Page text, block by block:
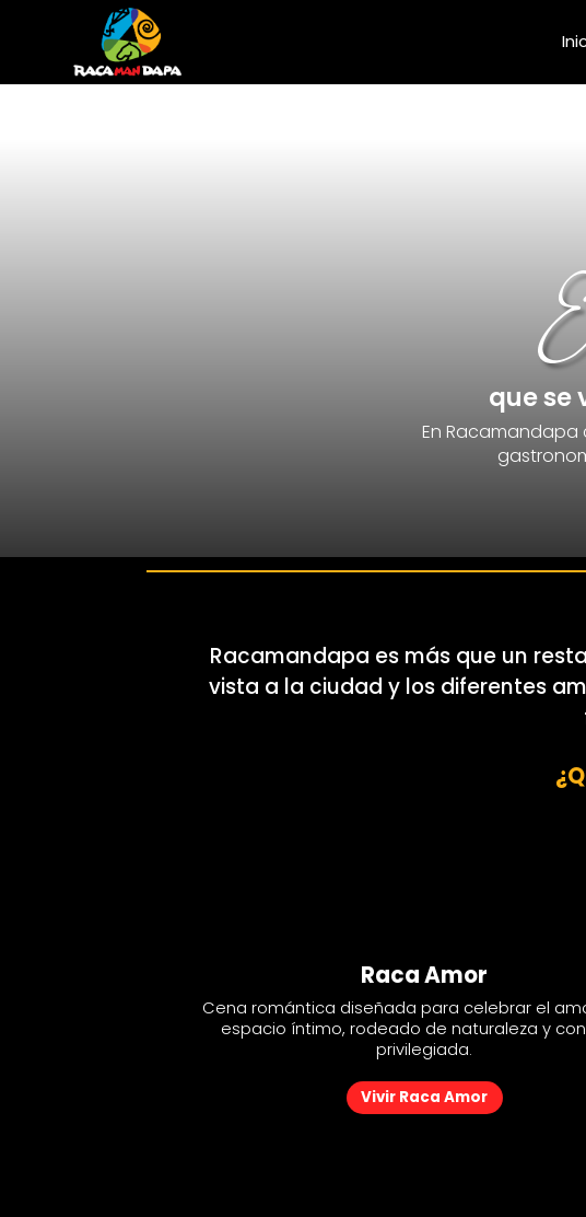
que se
En Racamandapa
Racamandapa es más que un
vista a la ciudad y los diferentes
Raca Amor
Cena romántica diseñada para celebrar el
espacio íntimo, rodeado de naturaleza y
privilegiada.
Vivir Raca Amor
Raca Amor
Cena romántica diseñada para celebrar el
espacio íntimo, rodeado de naturaleza y
privilegiada.
Vivir Raca Amor